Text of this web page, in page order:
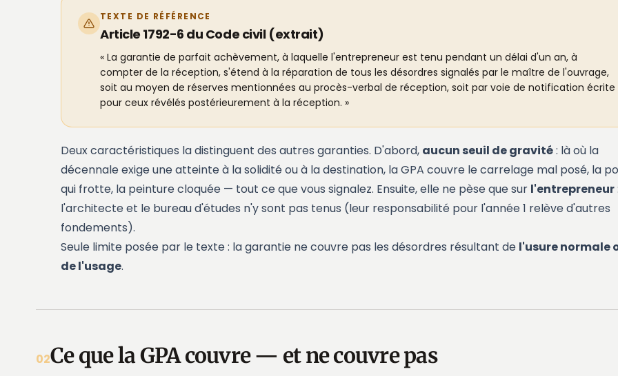
TEXTE DE RÉFÉRENCE
Article 1792-6 du Code civil (extrait)
« La garantie de parfait achèvement, à laquelle l'entrepreneur est tenu pendant un délai d'un an, à
compter de la réception, s'étend à la réparation de tous les désordres signalés par le maître de l'ouvrage,
soit au moyen de réserves mentionnées au procès-verbal de réception, soit par voie de notification écrite
pour ceux révélés postérieurement à la réception. »
Deux caractéristiques la distinguent des autres garanties. D'abord, aucun seuil de gravité: là où la
décennale exige une atteinte à la solidité ou à la destination, la GPA couvre le carrelage mal posé, la
qui frotte, la peinture cloquée — tout ce que vous signalez. Ensuite, elle ne pèse que sur l'entrepreneur
l'architecte et le bureau d'études n'y sont pas tenus (leur responsabilité pour l'année 1 relève d'autres
fondements).
Seule limite posée par le texte : la garantie ne couvre pas les désordres résultant de l'usure normale
de l'usage.
02Ce que la GPA couvre — et ne couvre pas